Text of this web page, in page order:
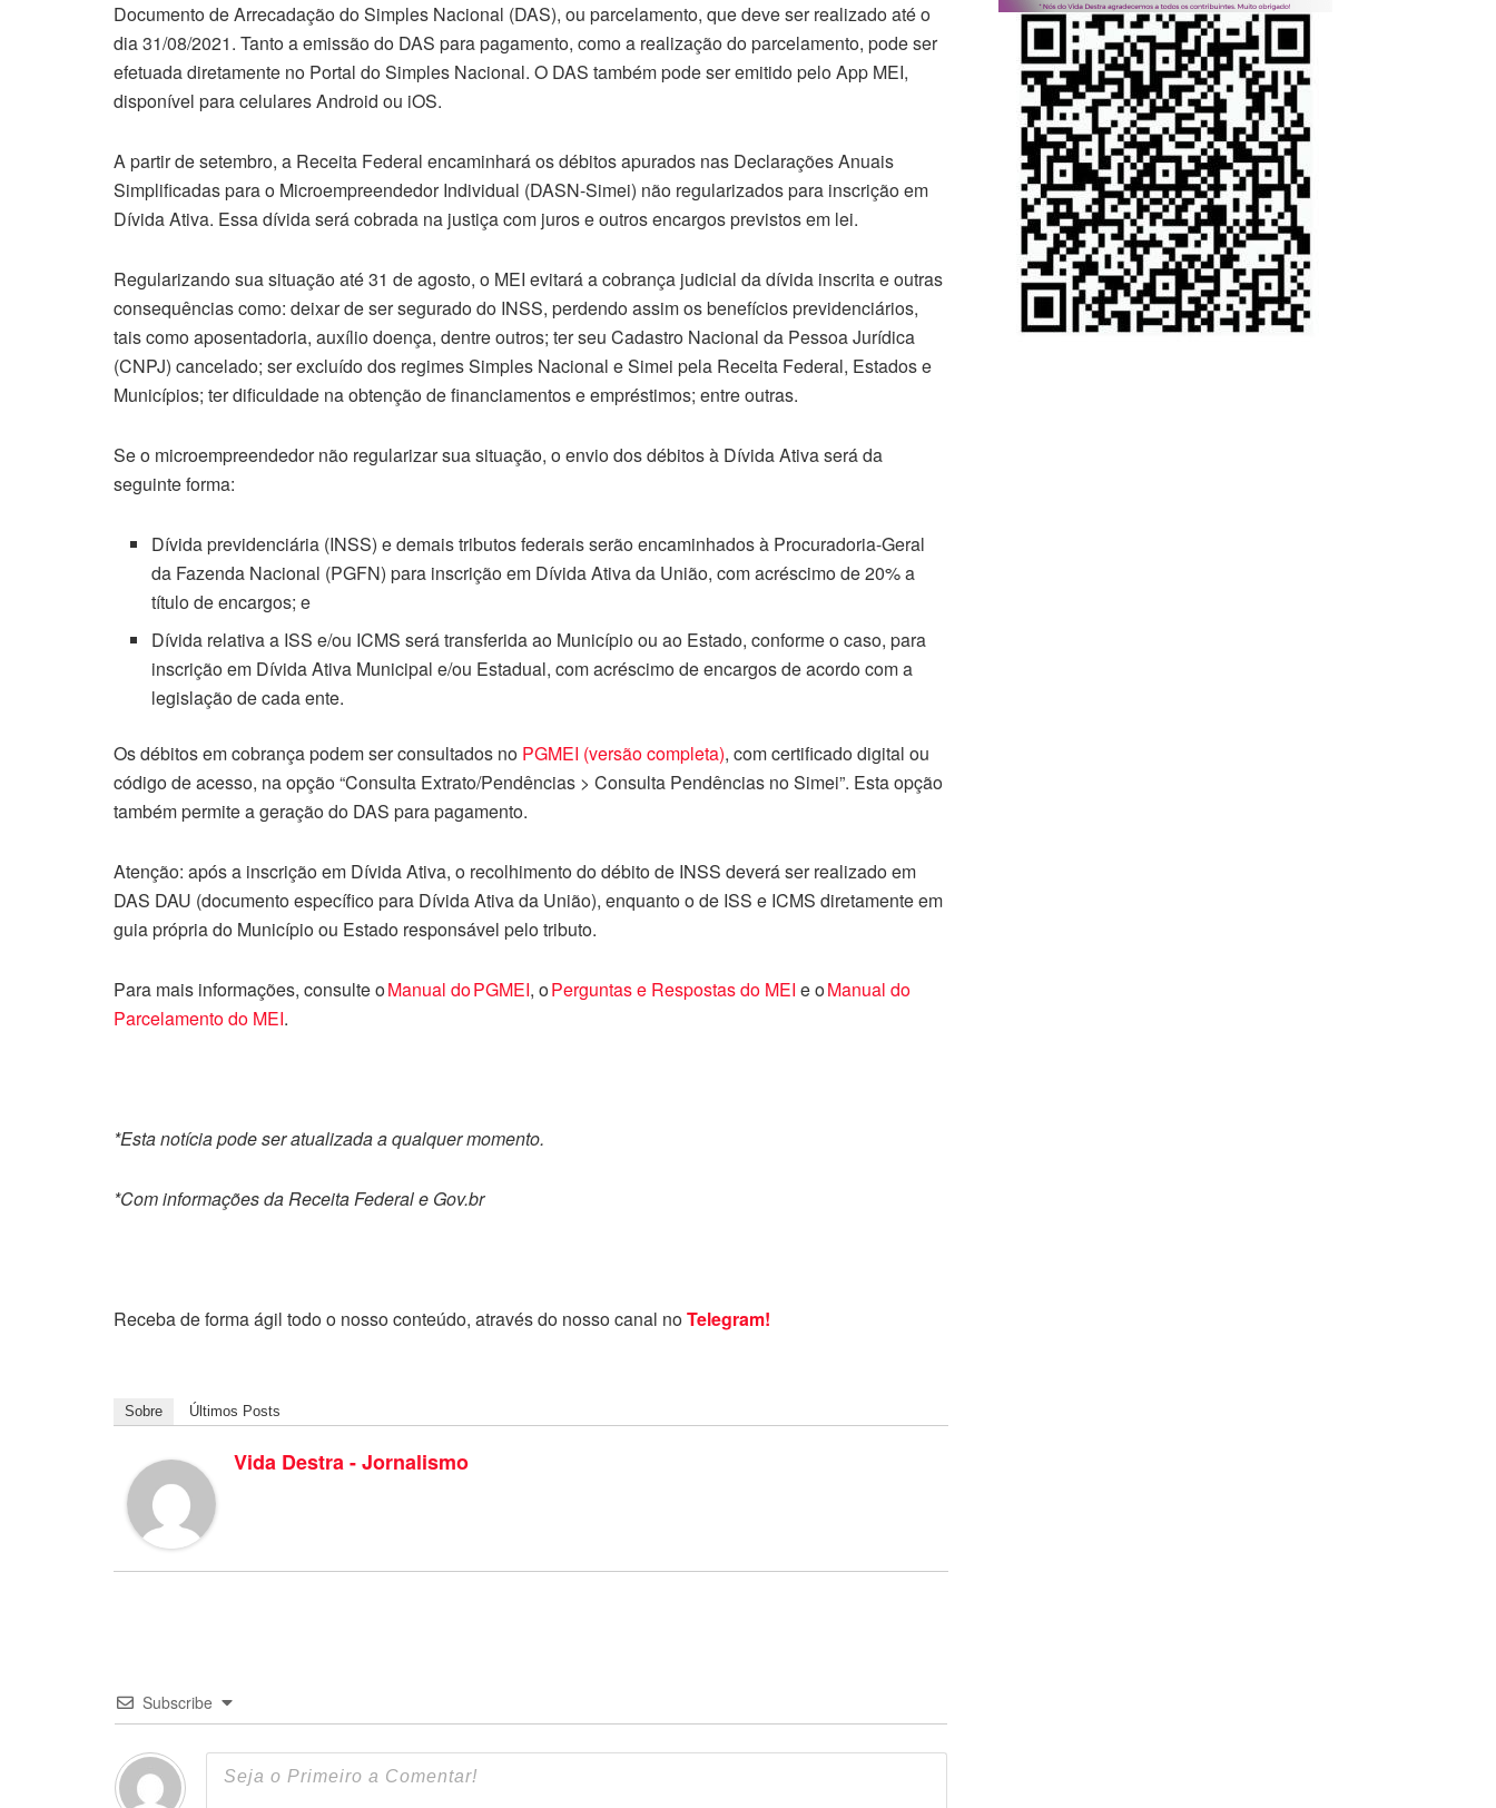
Documento de Arrecadação do Simples Nacional (DAS), ou parcelamento, que deve ser realizado até o
dia 31/08/2021. Tanto a emissão do DAS para pagamento, como a realização do parcelamento, pode ser
efetuada diretamente no Portal do Simples Nacional. O DAS também pode ser emitido pelo App MEI,
disponível para celulares Android ou iOS.
A partir de setembro, a Receita Federal encaminhará os débitos apurados nas Declarações Anuais
Simplificadas para o Microempreendedor Individual (DASN-Simei) não regularizados para inscrição em
Dívida Ativa. Essa dívida será cobrada na justiça com juros e outros encargos previstos em lei.
Regularizando sua situação até 31 de agosto, o MEI evitará a cobrança judicial da dívida inscrita e outras
consequências como: deixar de ser segurado do INSS, perdendo assim os benefícios previdenciários,
tais como aposentadoria, auxílio doença, dentre outros; ter seu Cadastro Nacional da Pessoa Jurídica
(CNPJ) cancelado; ser excluído dos regimes Simples Nacional e Simei pela Receita Federal, Estados e
Municípios; ter dificuldade na obtenção de financiamentos e empréstimos; entre outras.
Se o microempreendedor não regularizar sua situação, o envio dos débitos à Dívida Ativa será da
seguinte forma:
Dívida previdenciária (INSS) e demais tributos federais serão encaminhados à Procuradoria-Geral
da Fazenda Nacional (PGFN) para inscrição em Dívida Ativa da União, com acréscimo de 20% a
título de encargos; e
Dívida relativa a ISS e/ou ICMS será transferida ao Município ou ao Estado, conforme o caso, para
inscrição em Dívida Ativa Municipal e/ou Estadual, com acréscimo de encargos de acordo com a
legislação de cada ente.
Os débitos em cobrança podem ser consultados no PGMEI (versão completa), com certificado digital ou
código de acesso, na opção “Consulta Extrato/Pendências > Consulta Pendências no Simei”. Esta opção
também permite a geração do DAS para pagamento.
Atenção: após a inscrição em Dívida Ativa, o recolhimento do débito de INSS deverá ser realizado em
DAS DAU (documento específico para Dívida Ativa da União), enquanto o de ISS e ICMS diretamente em
guia própria do Município ou Estado responsável pelo tributo.
Para mais informações, consulte oManual do PGMEI, oPerguntas e Respostas do MEI e oManual do
Parcelamento do MEI.
*Esta notícia pode ser atualizada a qualquer momento.
*Com informações da Receita Federal e Gov.br
Receba de forma ágil todo o nosso conteúdo, através do nosso canal noTelegram!
Sobre Últimos Posts
Vida Destra - Jornalismo
Subscribe